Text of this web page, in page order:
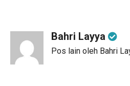
Bahri Layya
Pos lain oleh Bahri